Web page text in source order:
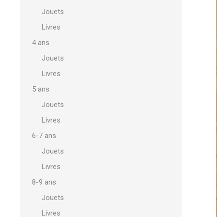
Jouets
Livres
4 ans
Jouets
Livres
5 ans
Jouets
Livres
6-7 ans
Jouets
Livres
8-9 ans
Jouets
Livres